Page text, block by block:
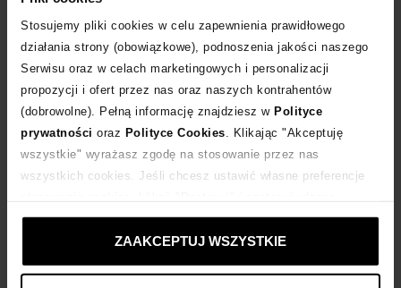
Stosujemy pliki cookies w celu zapewnienia prawidłowego
działania strony (obowiązkowe), podnoszenia jakości naszego
Serwisu oraz w celach marketingowych i personalizacji
propozycji i ofert przez nas oraz naszych kontrahentów
(dobrowolne). Pełną informację znajdziesz w Polityce
prywatności oraz Polityce Cookies . Klikając "Akceptuję
wszystkie" wyrażasz zgodę na stosowanie przez nas
wszystkich cookies. Jeśli chcesz ustawić własne preferencje
ustawienia prywatności.
ZAAKCEPTUJ WSZYSTKIE
Nowość
PHILIPP PLEIN
T-shirt z motywem orła i czaszki
3 350 zł
Nowość
PHILIPP PLEIN
Biały t-shirt z ozdobnym motywem
3 780